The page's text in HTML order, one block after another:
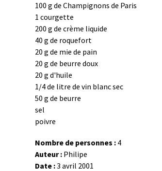
100 g de Champignons de Paris
1 courgette
200 g de crème liquide
40 g de roquefort
20 g de mie de pain
20 g de beurre doux
20 g d'huile
1/4 de litre de vin blanc sec
50 g de beurre
sel
poivre
Nombre de personnes : 4
Auteur : Philipe
Date :3 avril 2001